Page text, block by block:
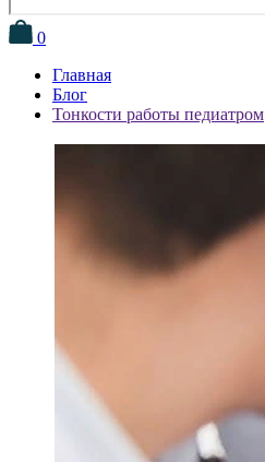
0
Главная
Блог
Тонкости работы педиатром